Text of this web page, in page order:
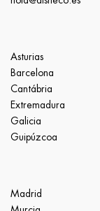
Asturias
Barcelona
Cantábria
Extremadura
Galicia
Guipúzcoa
Madrid